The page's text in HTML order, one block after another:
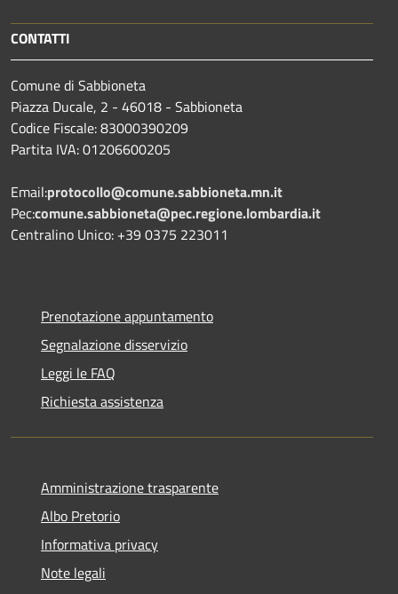
CONTATTI
Comune di Sabbioneta
Piazza Ducale, 2 - 46018 - Sabbioneta
Codice Fiscale: 83000390209
Partita IVA: 01206600205
Email:protocollo@comune.sabbioneta.mn.it
Pec:comune.sabbioneta@pec.regione.lombardia.it
Centralino Unico: +39 0375 223011
Prenotazione appuntamento
Segnalazione disservizio
Leggi le FAQ
Richiesta assistenza
Amministrazione trasparente
Albo Pretorio
Informativa privacy
Note legali